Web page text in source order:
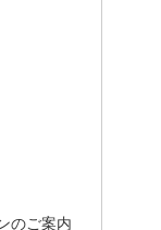
のご案内